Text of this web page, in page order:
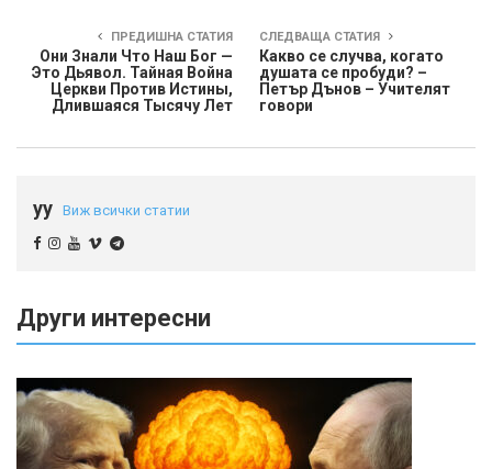
ПРЕДИШНА СТАТИЯ
Они Знали Что Наш Бог —
Это Дьявол. Тайная Война
Церкви Против Истины,
Длившаяся Тысячу Лет
СЛЕДВАЩА СТАТИЯ
Какво се случва, когато
душата се пробуди? –
Петър Дънов – Учителят
говори
yy Виж всички статии
Други интересни